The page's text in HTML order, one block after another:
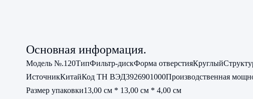
Основная информация.
Модель №.120ТипФильтр-дискФорма отверстияКруглый
ИсточникКитайКод ТН ВЭД3926901000Производственная
Размер упаковки13,00 см * 13,00 см * 4,00 см